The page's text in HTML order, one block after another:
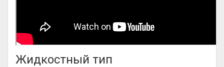
Жидкостный тип